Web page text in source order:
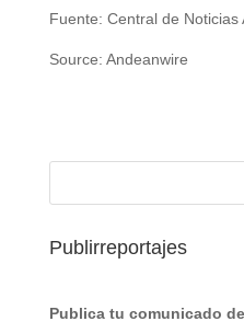
Fuente: Central de Noticias
Source: Andeanwire
Publirreportajes
Publica tu comunicado